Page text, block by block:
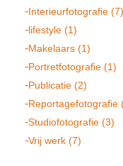
Interieurfotografie (7)
lifestyle (1)
Makelaars (1)
Portretfotografie (1)
Publicatie (2)
Reportagefotografie
Studiofotografie (3)
Vrij werk (7)